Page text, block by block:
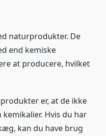
naturprodukter. De
end kemiske
at producere, hvilket
er, at de ikke
Hvis du har
kan du have brug